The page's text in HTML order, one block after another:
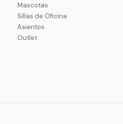
Mascotas
Sillas de Oficina
Asientos
Outlet